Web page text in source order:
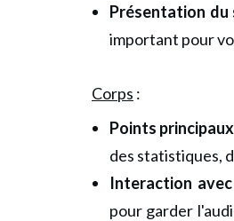
Présentation du
important pour
Corps :
Points principaux
des statistiques,
Interaction
pour garder